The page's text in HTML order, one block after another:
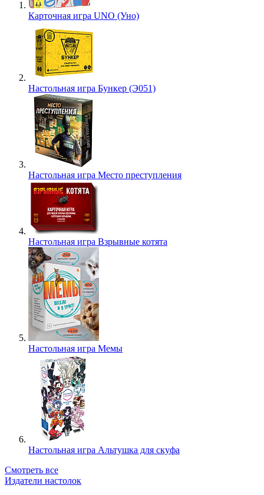
Карточная игра UNO (Уно)
Настольная игра Бункер (Э051)
Настольная игра Место преступления
Настольная игра Взрывные котята
Настольная игра Мемы
Настольная игра Альтушка для скуфа
Смотреть все
Издатели настолок